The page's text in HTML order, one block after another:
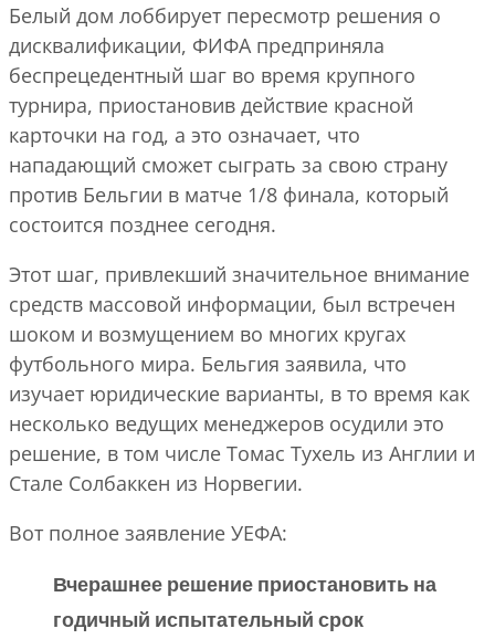
Белый дом лоббирует пересмотр решения о
дисквалификации, ФИФА предприняла
беспрецедентный шаг во время крупного
турнира, приостановив действие красной
карточки на год, а это означает, что
нападающий сможет сыграть за свою страну
против Бельгии в матче 1/8 финала, который
состоится позднее сегодня.
Этот шаг, привлекший значительное внимание
средств массовой информации, был встречен
шоком и возмущением во многих кругах
футбольного мира. Бельгия заявила, что
изучает юридические варианты, в то время как
несколько ведущих менеджеров осудили это
решение, в том числе Томас Тухель из Англии и
Стале Солбаккен из Норвегии.
Вот полное заявление УЕФА:
Вчерашнее решение приостановить на
годичный испытательный срок